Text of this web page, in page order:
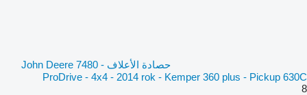
حصادة الأعلاف John Deere 7480 -
ProDrive - 4x4 - 2014 rok - Kemper 360 plus - Pickup 630C
8